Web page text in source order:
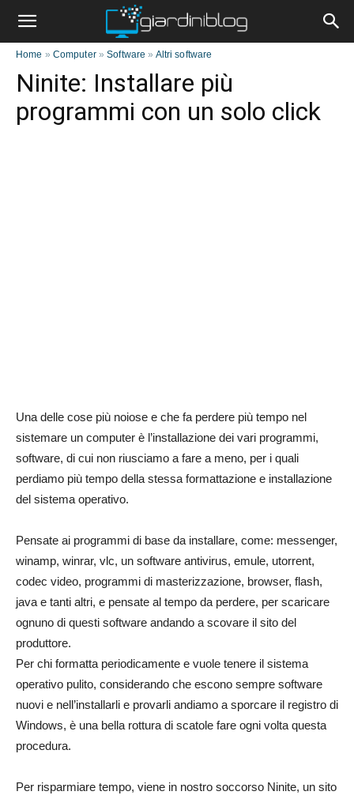
Home » Computer»Software » Altri software
Ninite: Installare più
programmi con un solo click
Una delle cose più noiose e che fa perdere più tempo nel
sistemare un computer è l’installazione dei vari programmi,
software, di cui non riusciamo a fare a meno, per i quali
perdiamo più tempo della stessa formattazione e installazione
del sistema operativo.
Pensate ai programmi di base da installare, come: messenger,
winamp, winrar, vlc, un software antivirus, emule, utorrent,
codec video, programmi di masterizzazione, browser, flash,
java e tanti altri, e pensate al tempo da perdere, per scaricare
ognuno di questi software andando a scovare il sito del
produttore.
Per chi formatta periodicamente e vuole tenere il sistema
operativo pulito, considerando che escono sempre software
nuovi e nell’installarli e provarli andiamo a sporcare il registro di
Windows, è una bella rottura di scatole fare ogni volta questa
procedura.
Per risparmiare tempo, viene in nostro soccorso Ninite, un sito